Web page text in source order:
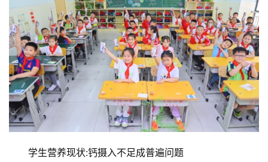
学生营养现状:钙摄入不足成普遍问题